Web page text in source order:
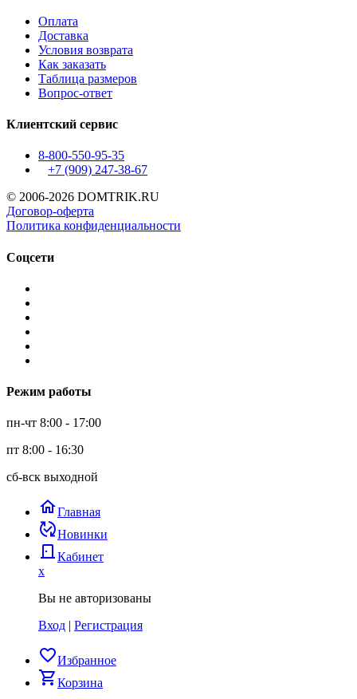
Оплата
Доставка
Условия возврата
Как заказать
Таблица размеров
Вопрос-ответ
Клиентский сервис
8-800-550-95-35
+7 (909) 247-38-67
© 2006-2026 DOMTRIK.RU
Договор-оферта
Политика конфиденциальности
Соцсети
Режим работы
пн-чт 8:00 - 17:00
пт 8:00 - 16:30
сб-вск выходной
homeГлавная
published_with_changesНовинки
door_back Кабинет
x
Вы не авторизованы
Вход | Регистрация
favorite_borderИзбранное
shopping_cartКорзина